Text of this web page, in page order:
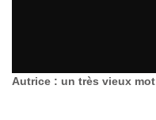
Autrice : un très vieux mot